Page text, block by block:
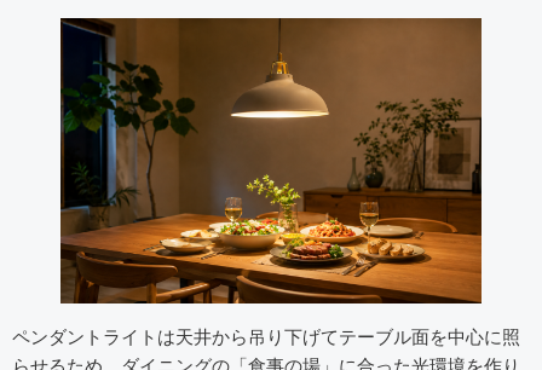
ペンダントライトは天井から吊り下げてテーブル面を中心に照
らせるため、ダイニングの「食事の場」に合った光環境を作り